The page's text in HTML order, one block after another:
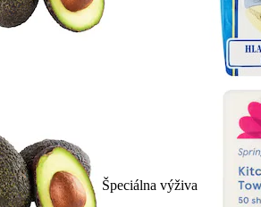
Špeciálna výživa